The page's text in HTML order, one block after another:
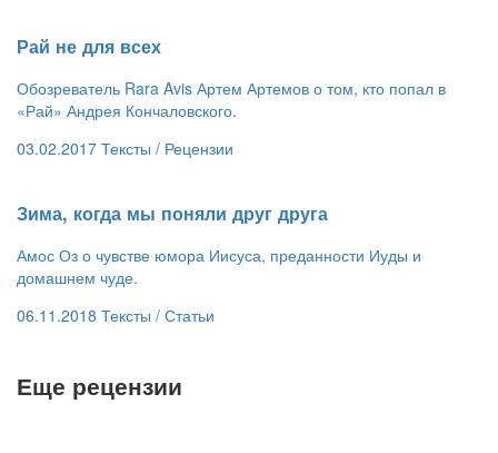
​Рай не для всех
Обозреватель Rara Avis Артем Артемов о том, кто попал в
«Рай» Андрея Кончаловского.
03.02.2017 Тексты / Рецензии
​Зима, когда мы поняли друг друга
Амос Оз о чувстве юмора Иисуса, преданности Иуды и
домашнем чуде.
06.11.2018 Тексты / Статьи
Еще рецензии